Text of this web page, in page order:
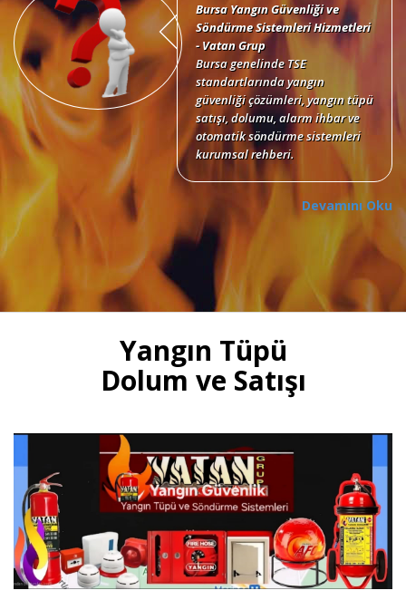
Bursa Yangın Güvenliği ve
Söndürme Sistemleri Hizmetleri
- Vatan Grup
Bursa genelinde TSE
standartlarında yangın
güvenliği çözümleri, yangın tüpü
satışı, dolumu, alarm ihbar ve
otomatik söndürme sistemleri
kurumsal rehberi.
Devamını Oku
Bursa Yangın Tüpü Satışı,
Dolumu ve Periyodik Bakım
Hizmetleri
50 kg KKT tozlu, köpüklü, CO2
gazlı yangın tüpleri, otomatik
tavan tipi sprinkli, pano ve
mutfak davlumbaz tüpü satışı
Devamını Oku
Bursa Hassas Yangın ve Duman
Dedektörü Çeşitleri
Bursa duman dedektörü ısı
dedektörü, (pilli duman
Yangın Tüpü
Dolum ve Satışı